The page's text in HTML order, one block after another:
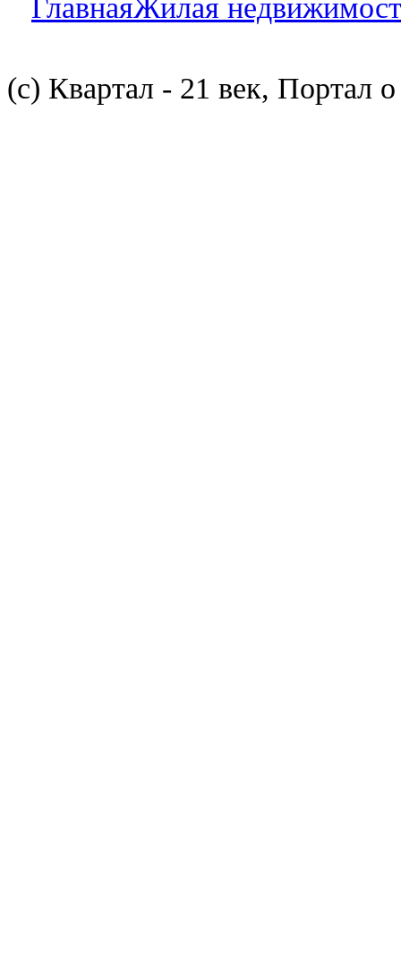
ГлавнаяЖилая
(с) Квартал - 21 век, Портал